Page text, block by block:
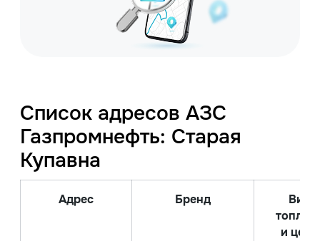
Список адресов АЗС
Газпромнефть: Старая
Купавна
Адрес Бренд
Вид
и цена